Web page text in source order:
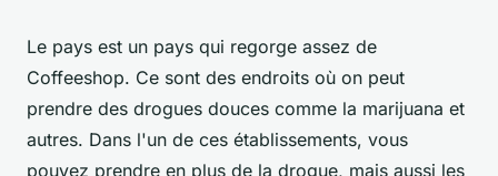
Le pays est un pays qui regorge assez de
Coffeeshop. Ce sont des endroits où on peut
prendre des drogues douces comme la marijuana et
autres. Dans l'un de ces établissements, vous
pouvez prendre en plus de la drogue, mais aussi les